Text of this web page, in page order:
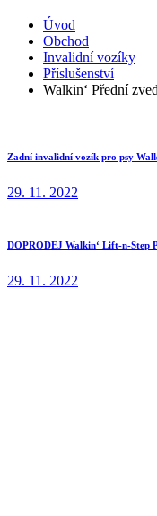
Úvod
Obchod
Invalidní vozíky
Příslušenství
Walkin‘ Přední
Zadní invalidní vozík pro psy
29. 11. 2022
DOPRODEJ Walkin‘ Lift-n-Step
29. 11. 2022